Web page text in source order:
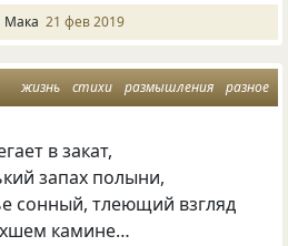
Мака 21 фев 2019
жизнь стихи размышления разное
в закат,
запах полыни,
сонный, тлеющий взгляд
камине…